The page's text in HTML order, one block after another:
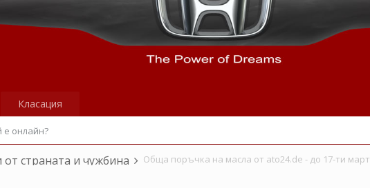
е онлайн?
Класация
страната и чужбина Обща поръчка на масла от ato24.de - до 17-ти март